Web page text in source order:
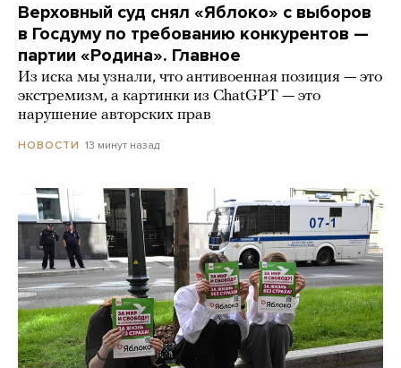
Верховный суд снял «Яблоко» с выборов
в Госдуму по требованию конкурентов —
партии «Родина». Главное
Из иска мы узнали, что антивоенная позиция — это
экстремизм, а картинки из СhatGPT — это
нарушение авторских прав
НОВОСТИ 13 минут назад